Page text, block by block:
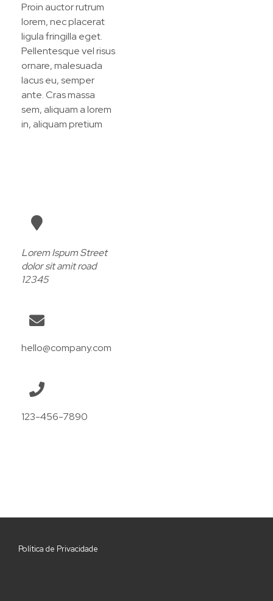
Proin auctor rutrum
lorem, nec placerat
ligula fringilla eget.
Pellentesque vel risus
ornare, malesuada
lacus eu, semper
ante. Cras massa
sem, aliquam a lorem
in, aliquam pretium
Lorem Ispum Street
dolor sit amit road
12345
hello@company.com
123-456-7890
Política de Privacidade